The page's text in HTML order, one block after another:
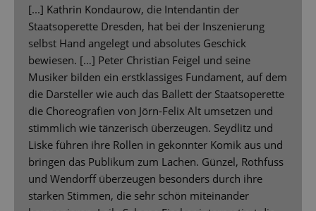
[...] Kathrin Kondaurow, die Intendantin der
Staatsoperette Dresden, hat bei der Inszenierung
selbst Hand angelegt und absolutes Geschick
bewiesen. […] Peter Christian Feigel und seine
Musiker bilden ein erstklassiges Fundament, auf dem
die Darsteller wie auch das Ballett der Staatsoperette
die Choreografien von Jörn-Felix Alt umsetzen und
stimmlich wie tänzerisch überzeugen. Seydlitz und
Liske führen ihre Rollen in gekonnter Komik aus und
bringen das Publikum zum Lachen. Günzel, Rothfuss
und Wendorff überzeugen besonders durch ihre
starken Stimmen, die sehr schön miteinander